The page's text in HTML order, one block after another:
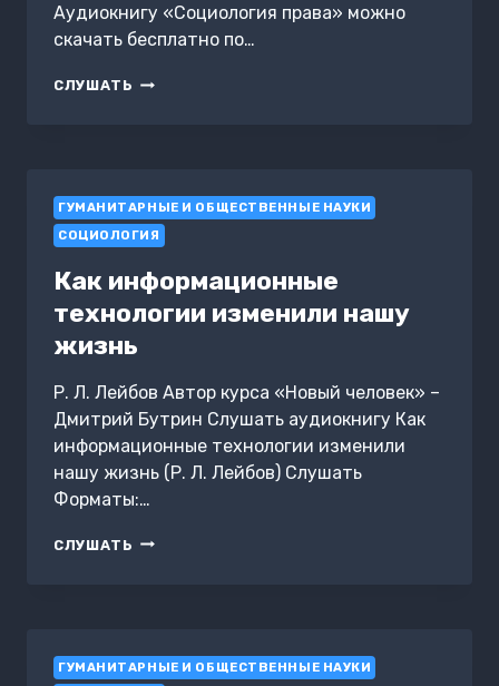
Аудиокнигу «Социология права» можно
скачать бесплатно по…
СЛУШАТЬ СОЦИОЛОГИЯ
ГУМАНИТАРНЫЕ И ОБЩЕСТВЕННЫЕ НАУКИ
СОЦИОЛОГИЯ
Как информационные
технологии изменили нашу
жизнь
Р. Л. Лейбов Автор курса «Новый человек» –
Дмитрий Бутрин Слушать аудиокнигу Как
информационные технологии изменили
нашу жизнь (Р. Л. Лейбов) Слушать
Форматы:…
СЛУШАТЬ КАК
ГУМАНИТАРНЫЕ И ОБЩЕСТВЕННЫЕ НАУКИ